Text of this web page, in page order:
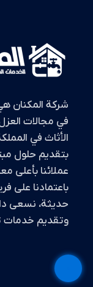
شركة المكنان
في مجالات
الأثاث في
بتقديم حلول
عملائنا بأعلى
باعتمادنا على
حديثة، نسعى
وتقديم خدمات